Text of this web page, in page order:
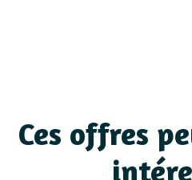
Ces offres